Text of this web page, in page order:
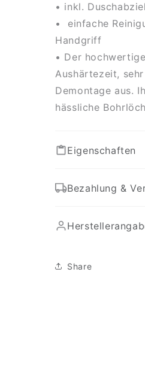
• inkl.
• einfache
Handgriff
• Der
Aushärtezeit,
Demontage aus.
hässliche
Eigenschaften
Bezahlung &
Share